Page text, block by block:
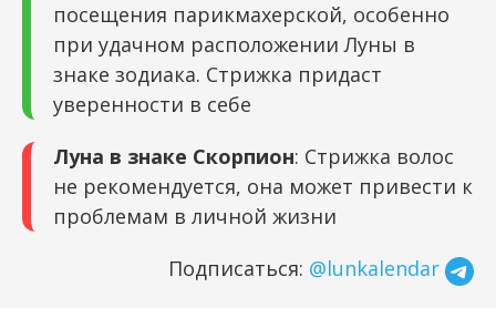
посещения парикмахерской, особенно
при удачном расположении Луны в
знаке зодиака. Стрижка придаст
уверенности в себе
Луна в знаке Скорпион: Стрижка волос
не рекомендуется, она может привести к
проблемам в личной жизни
Подписаться: @lunkalendar